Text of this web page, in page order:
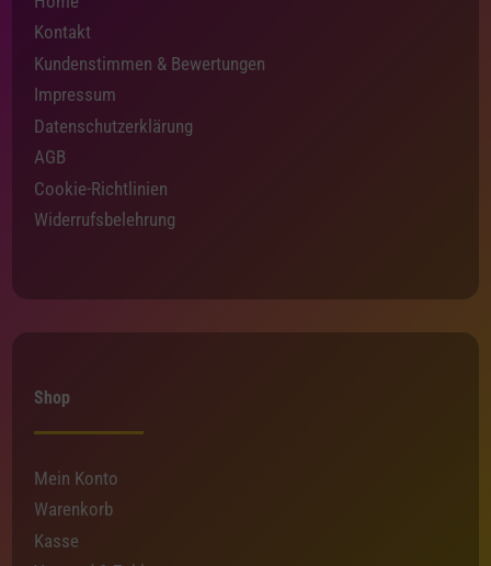
Kontakt
Kundenstimmen & Bewertungen
Impressum
Datenschutzerklärung
AGB
Cookie-Richtlinien
Widerrufsbelehrung
Shop
Mein Konto
Warenkorb
Kasse